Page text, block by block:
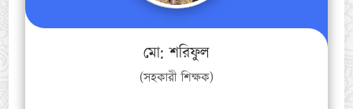
মো: শরিফুল
(সহকারী শিক্ষক)